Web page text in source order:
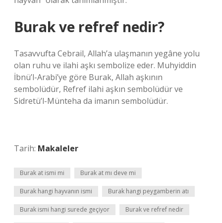
Burak ve refref nedir?
Tasavvufta Cebrail, Allah’a ulaşmanın yegâne yolu
olan ruhu ve ilahi aşkı sembolize eder. Muhyiddin
İbnü’l-Arabi’ye göre Burak, Allah aşkının
sembolüdür, Refref ilahi aşkın sembolüdür ve
Sidretü’l-Münteha da imanın sembolüdür.
Tarih: Makaleler
Burak at ismi mi Burak at mı deve mi
Burak hangi hayvanın ismi Burak hangi peygamberin atı
Burak ismi hangi surede geçiyor Burak ve refref nedir